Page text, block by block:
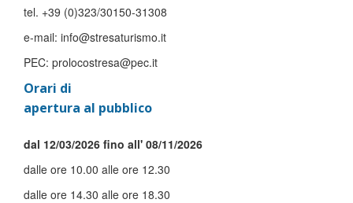
tel. +39 (0)323/30150-31308
e-mail: info@stresaturismo.it
PEC: prolocostresa@pec.it
Orari di
apertura al pubblico
dal 12/03/2026 fino all' 08/11/2026
dalle ore 10.00 alle ore 12.30
dalle ore 14.30 alle ore 18.30